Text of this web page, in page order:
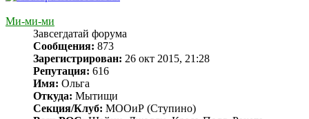
Ми-ми-ми
Завсегдатай форума
Сообщения: 873
Зарегистрирован: 26 окт 2015, 21:28
Репутация: 616
Имя: Ольга
Откуда: Мытищи
Секция/Клуб: МООиР (Ступино)